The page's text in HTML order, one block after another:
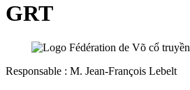
GRT
Responsable : M. Jean-François Lebelt